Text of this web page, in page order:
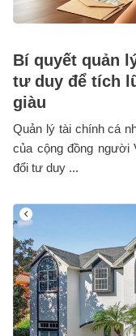
Bí quyết quản
tư duy để tích
giàu
Quản lý tài chính cá
của cộng đồng người
đổi tư duy ...